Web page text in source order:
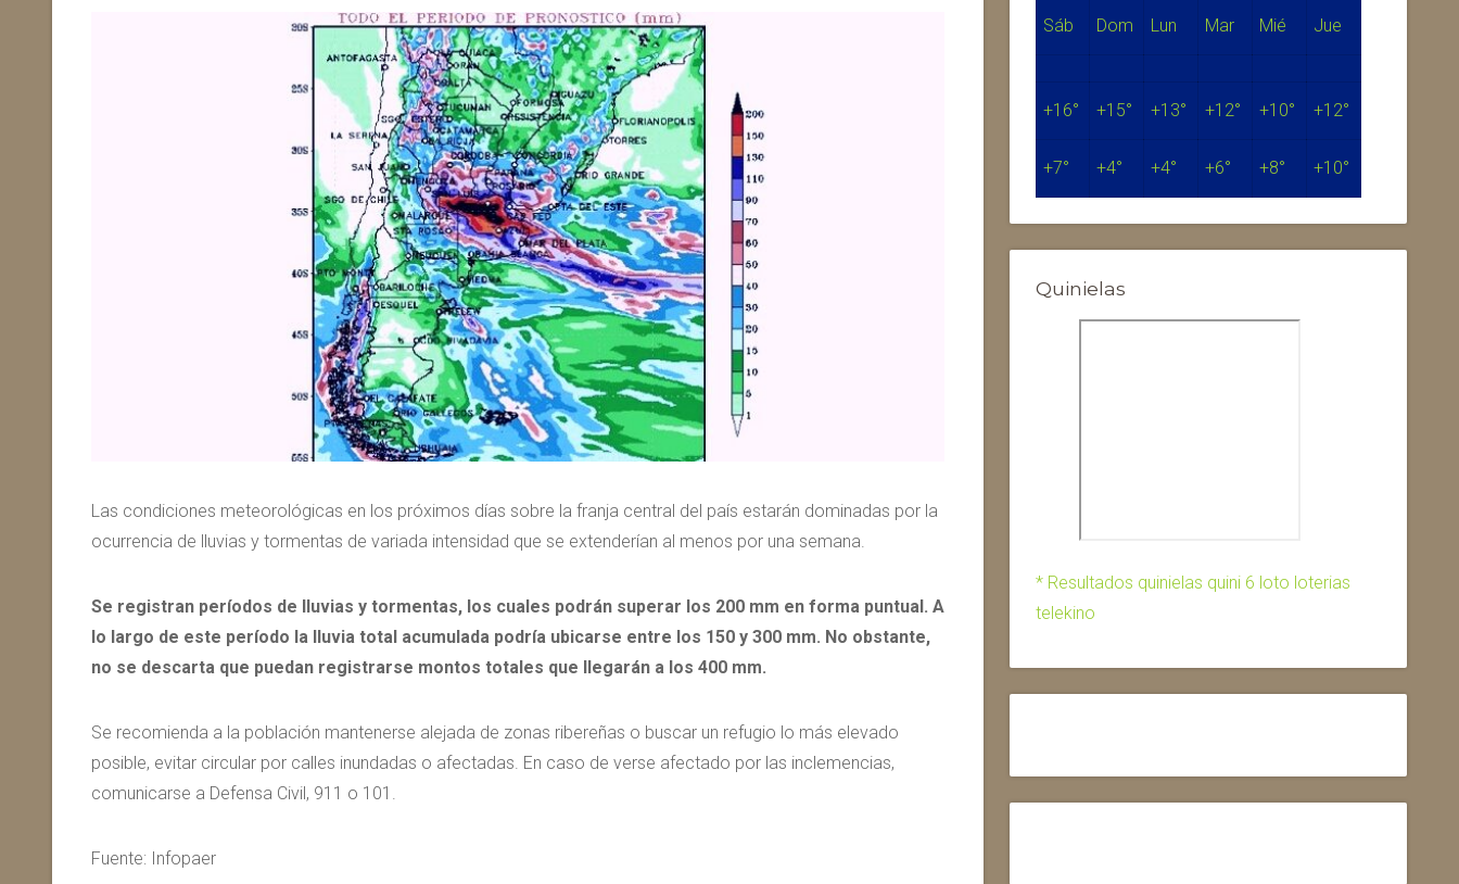
Las condiciones meteorológicas en los próximos días sobre la franja central del país estarán dominadas por la
ocurrencia de lluvias y tormentas de variada intensidad que se extenderían al menos por una semana.
Se registran períodos de lluvias y tormentas, los cuales podrán superar los 200 mm en forma puntual. A
lo largo de este período la lluvia total acumulada podría ubicarse entre los 150 y 300 mm. No obstante,
no se descarta que puedan registrarse montos totales que llegarán a los 400 mm.
Se recomienda a la población mantenerse alejada de zonas ribereñas o buscar un refugio lo más elevado
posible, evitar circular por calles inundadas o afectadas. En caso de verse afectado por las inclemencias,
comunicarse a Defensa Civil, 911 o 101.
Fuente: Infopaer
Sáb Dom Lun Mar Mié Jue
+16° +15° +13° +12° +10° +12°
+7° +4° +4° +6° +8° +10°
Quinielas
* Resultados quinielas quini 6 loto loterias
telekino